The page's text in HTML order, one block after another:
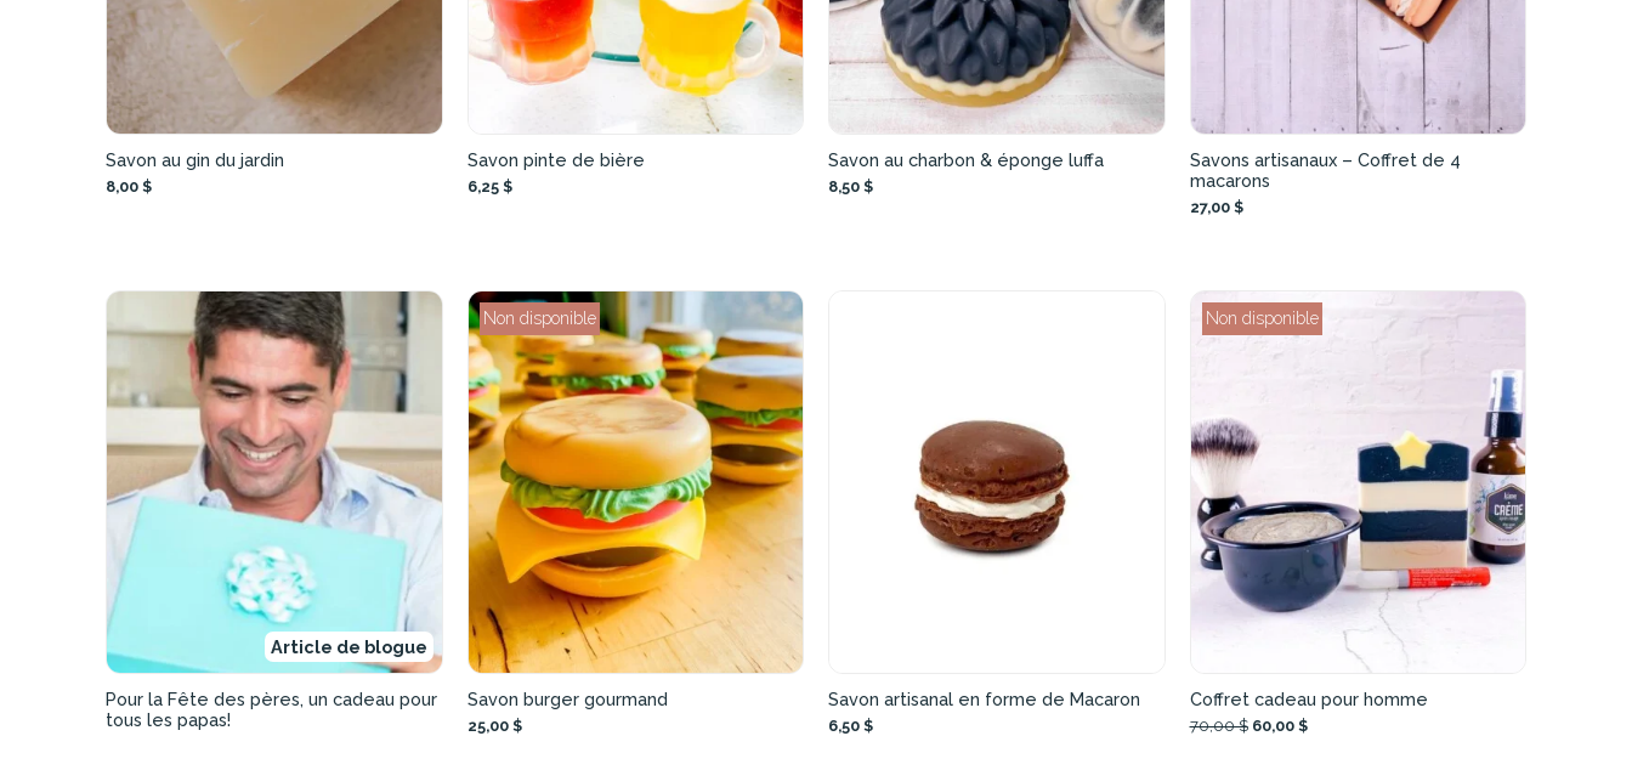
Savon au gin du jardin
8,00 $
Savon pinte de bière
6,25 $
Savon au charbon & éponge luffa
8,50 $
Savons artisanaux – Coffret de 4
macarons
27,00 $
Article de blogue
Pour la Fête des pères, un cadeau pour
tous les papas!
Non disponible
Savon burger gourmand
25,00 $
Savon artisanal en forme de Macaron
6,50 $
Non disponible
Coffret cadeau pour homme
70,00 $ 60,00 $